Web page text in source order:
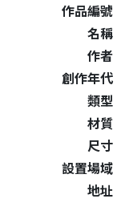
作品編號
名稱
作者
創作年代
類型
材質
尺寸
設置場域
地址